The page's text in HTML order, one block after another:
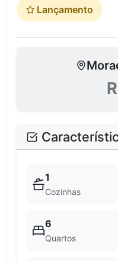
Lançamento
1
Cozinhas
6
Quartos